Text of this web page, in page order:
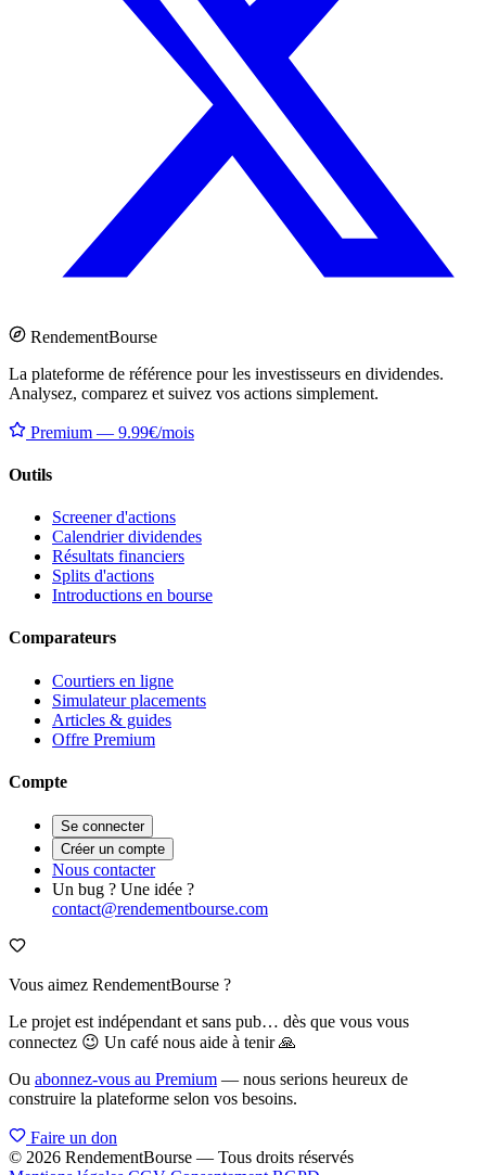
RendementBourse
La plateforme de référence pour les investisseurs en dividendes.
Analysez, comparez et suivez vos actions simplement.
Premium — 9.99€/mois
Outils
Screener d'actions
Calendrier dividendes
Résultats financiers
Splits d'actions
Introductions en bourse
Comparateurs
Courtiers en ligne
Simulateur placements
Articles & guides
Offre Premium
Compte
Se connecter
Créer un compte
Nous contacter
Un bug ? Une idée ?
contact@rendementbourse.com
Vous aimez RendementBourse ?
Le projet est indépendant et sans pub… dès que vous vous
connectez 😉 Un café nous aide à tenir 🙏
Ou abonnez-vous au Premium — nous serions heureux de
construire la plateforme selon vos besoins.
Faire un don
© 2026 RendementBourse — Tous droits réservés